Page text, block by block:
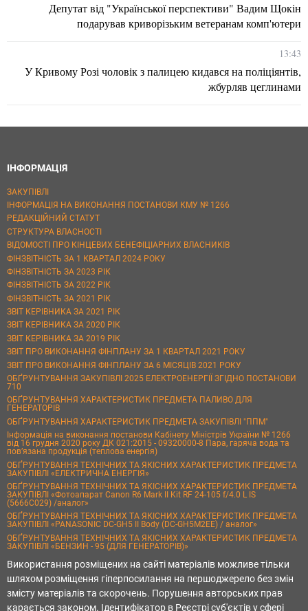
Депутат від "Української перспективи" Вадим Щокін
подарував криворізьким ветеранам комп'ютери
13:43
У Кривому Розі чоловік з палицею кидався на поліціянтів,
жбурляв цеглинами
ІНФОРМАЦІЯ
ЗАКУПІВЛІ
ІНФОРМАЦІЯ НА ВИКОНАННЯ ПОСТАНОВИ КМУ № 1266
РЕДАКЦІЙНИЙ СТАТУТ
СТРУКТУРА ВЛАСНОСТІ
ВІДОМОСТІ ПРО КІНЦЕВИХ БЕНЕФІЦІАРНИХ ВЛАСНИКІВ
ФІНЗВІТНІСТЬ ЗА 1 КВАРТАЛ 2024 РОКУ
ФІНЗВІТНІСТЬ ЗА 2023 РІК
ФІНЗВІТНІСТЬ ЗА 2022 РІК
ФІНЗВІТНІСТЬ ЗА 2021 РІК
ЗВІТ КЕРІВНИКА ЗА 2021 РІК
ЗВІТ КЕРІВНИКА ЗА 2020 РІК
ЗВІТ КЕРІВНИКА ЗА 2019 РІК
ЗВІТ ПРО ВИКОНАННЯ ФІНПЛАНУ ЗА 1 КВАРТАЛ 2021 РОКУ
ЗВІТ ПРО ВИКОНАННЯ ФІНПЛАНУ ЗА 6 МІСЯЦІВ 2021 РОКУ
ОБҐРУНТУВАННЯ ЗАКУПІВЛІ 2025 ЕЛЕКТРОЕНЕРГІЇ ЗГІДНО ПОСТАНОВИ
710
ОБҐРУНТУВАННЯ ХАРАКТЕРИСТИК ПРЕДМЕТА ПАЛИВО ДЛЯ
ГЕНЕРАТОРІВ
ОБҐРУНТУВАННЯ ХАРАКТЕРИСТИК ПРЕДМЕТА ЗАКУПІВЛІ "ППМ"
Інформація на виконання постанови Кабінету Міністрів України № 1266
від 16 грудня 2020 року ДК 021:2015 - 09320000-8 Пара, гаряча вода та
пов’язана продукція (теплова енергія)
ОБҐРУНТУВАННЯ ТЕХНІЧНИХ ТА ЯКІСНИХ ХАРАКТЕРИСТИК ПРЕДМЕТА
ЗАКУПІВЛІ «ЕЛЕКТРИЧНА ЕНЕРГІЯ»
ОБҐРУНТУВАННЯ ТЕХНІЧНИХ ТА ЯКІСНИХ ХАРАКТЕРИСТИК ПРЕДМЕТА
ЗАКУПІВЛІ «Фотоапарат Canon R6 Mark II Kit RF 24-105 f/4.0 L IS
(5666C029) /аналог»
ОБҐРУНТУВАННЯ ТЕХНІЧНИХ ТА ЯКІСНИХ ХАРАКТЕРИСТИК ПРЕДМЕТА
ЗАКУПІВЛІ «PANASONIC DC-GH5 II Body (DC-GH5M2EE) / аналог»
ОБҐРУНТУВАННЯ ТЕХНІЧНИХ ТА ЯКІСНИХ ХАРАКТЕРИСТИК ПРЕДМЕТА
ЗАКУПІВЛІ «БЕНЗИН - 95 (ДЛЯ ГЕНЕРАТОРІВ)»
Використання розміщених на сайті матеріалів можливе тільки
шляхом розміщення гіперпосилання на першоджерело без змін
змісту матеріалів та скорочень. Порушення авторських прав
карається законом. Ідентифікатор в Реєстрі суб'єктів у сфері